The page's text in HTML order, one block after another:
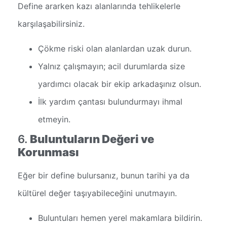
Define ararken kazı alanlarında tehlikelerle
karşılaşabilirsiniz.
Çökme riski olan alanlardan uzak durun.
Yalnız çalışmayın; acil durumlarda size
yardımcı olacak bir ekip arkadaşınız olsun.
İlk yardım çantası bulundurmayı ihmal
etmeyin.
6. Buluntuların Değeri ve
Korunması
Eğer bir define bulursanız, bunun tarihi ya da
kültürel değer taşıyabileceğini unutmayın.
Buluntuları hemen yerel makamlara bildirin.